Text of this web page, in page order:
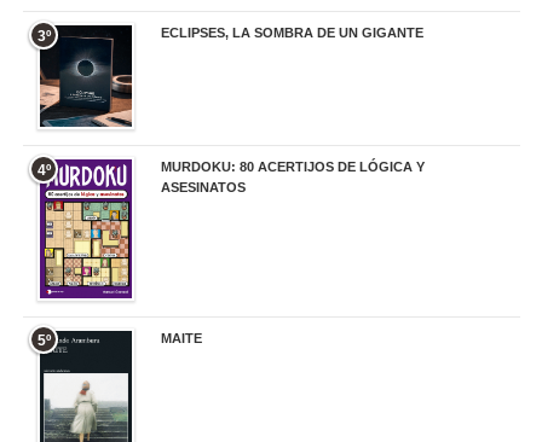
3º ECLIPSES, LA SOMBRA DE UN GIGANTE
4º
MURDOKU: 80 ACERTIJOS DE LÓGICA Y
ASESINATOS
5º MAITE